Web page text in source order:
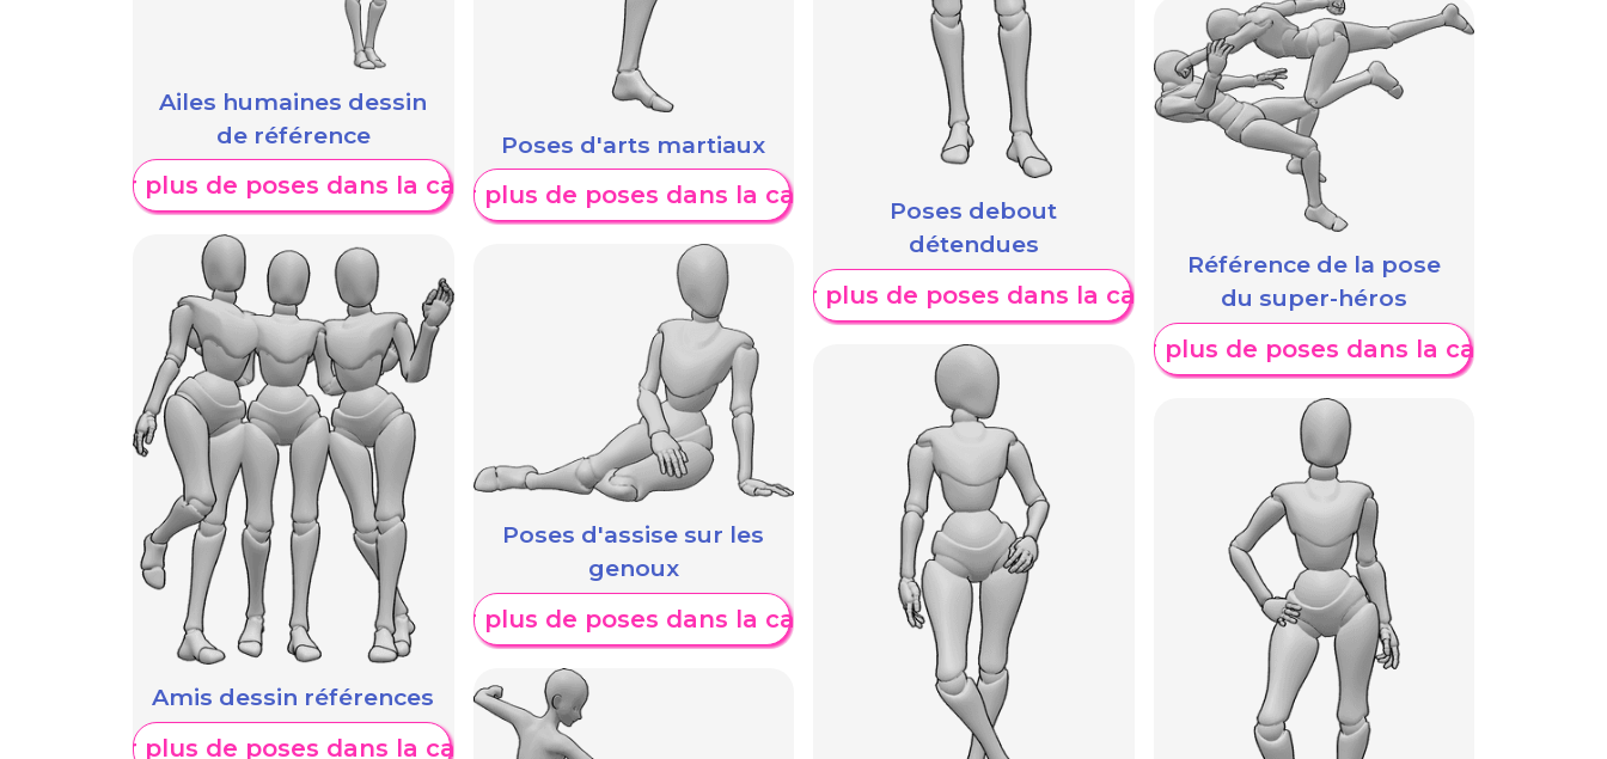
Ailes humaines dessin
de référence
Afficher plus de poses dans la catégorie
Amis dessin références
Afficher plus de poses dans la catégorie
Poses d'arts martiaux
Afficher plus de poses dans la catégorie
Poses d'assise sur les
genoux
Afficher plus de poses dans la catégorie
Poses debout
détendues
Afficher plus de poses dans la catégorie
Référence de la pose
du super-héros
Afficher plus de poses dans la catégorie